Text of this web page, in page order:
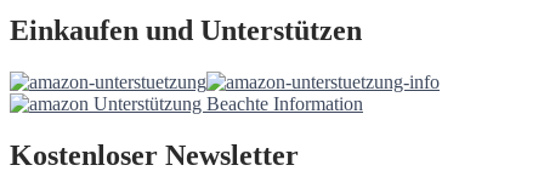
Einkaufen und Unterstützen
Kostenloser Newsletter